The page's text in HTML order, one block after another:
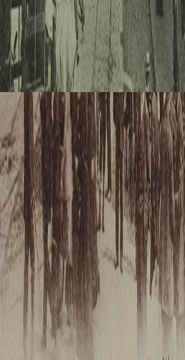
« Voilà
réussi à
s’échapper
l’intérieur
chemise de
et il la